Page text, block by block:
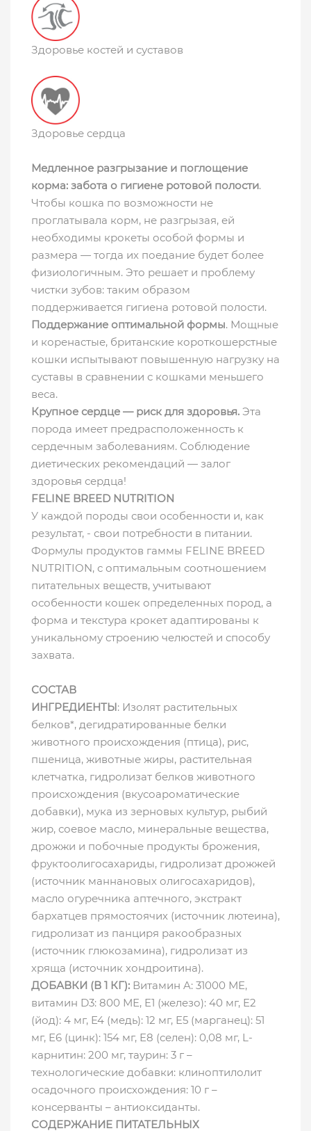
Здоровье костей и суставов
Здоровье сердца
Медленное разгрызание и поглощение
корма: забота о гигиене ротовой полости.
Чтобы кошка по возможности не
проглатывала корм, не разгрызая, ей
необходимы крокеты особой формы и
размера — тогда их поедание будет более
физиологичным. Это решает и проблему
чистки зубов: таким образом
поддерживается гигиена ротовой полости.
Поддержание оптимальной формы. Мощные
и коренастые, британские короткошерстные
кошки испытывают повышенную нагрузку на
суставы в сравнении с кошками меньшего
веса.
Крупное сердце — риск для здоровья. Эта
порода имеет предрасположенность к
сердечным заболеваниям. Соблюдение
диетических рекомендаций — залог
здоровья сердца!
FELINE BREED NUTRITION
У каждой породы свои особенности и, как
результат, - свои потребности в питании.
Формулы продуктов гаммы FELINE BREED
NUTRITION, с оптимальным соотношением
питательных веществ, учитывают
особенности кошек определенных пород, а
форма и текстура крокет адаптированы к
уникальному строению челюстей и способу
захвата.
СОСТАВ
ИНГРЕДИЕНТЫ: Изолят растительных
белков*, дегидратированные белки
животного происхождения (птица), рис,
пшеница, животные жиры, растительная
клетчатка, гидролизат белков животного
происхождения (вкусоароматические
добавки), мука из зерновых культур, рыбий
жир, соевое масло, минеральные вещества,
дрожжи и побочные продукты брожения,
фруктоолигосахариды, гидролизат дрожжей
(источник мaннановых олигосахаридов),
масло огуречника аптечного, экстракт
бархатцев прямостоячих (источник лютеина),
гидролизат из панциря ракообразных
(источник глюкозамина), гидролизат из
хряща (источник хондроитина).
ДОБАВКИ (В 1 КГ): Витамин A: 31000 МЕ,
витамин D3: 800 МЕ, E1 (железо): 40 мг, E2
(йод): 4 мг, E4 (медь): 12 мг, E5 (марганец): 51
мг, E6 (цинк): 154 мг, E8 (селен): 0,08 мг, L-
карнитин: 200 мг, таурин: 3 г –
технологические добавки: клиноптилолит
осадочного происхождения: 10 г –
консерванты – антиоксиданты.
СОДЕРЖАНИЕ ПИТАТЕЛЬНЫХ